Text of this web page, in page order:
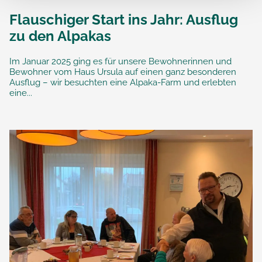
Flauschiger Start ins Jahr: Ausflug
zu den Alpakas
Im Januar 2025 ging es für unsere Bewohnerinnen und
Bewohner vom Haus Ursula auf einen ganz besonderen
Ausflug – wir besuchten eine Alpaka-Farm und erlebten
eine...